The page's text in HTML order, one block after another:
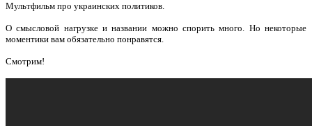
Мультфильм про украинских политиков.
О смысловой нагрузке и названии можно спорить много. Но некоторые
моментики вам обязательно понравятся.
Смотрим!